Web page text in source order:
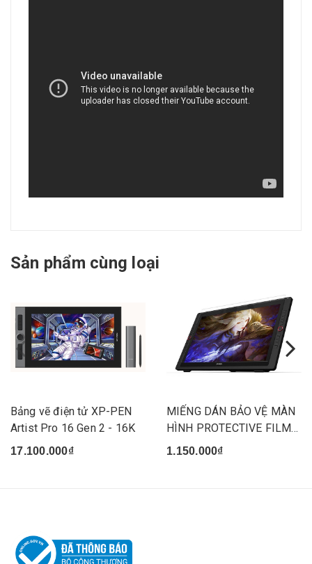
Sản phẩm cùng loại
Bảng vẽ điện tử XP-PEN
Artist Pro 16 Gen 2 - 16K
17.100.000₫
MIẾNG DÁN BẢO VỆ MÀN
HÌNH PROTECTIVE FILM
23.8INCH
1.150.000₫